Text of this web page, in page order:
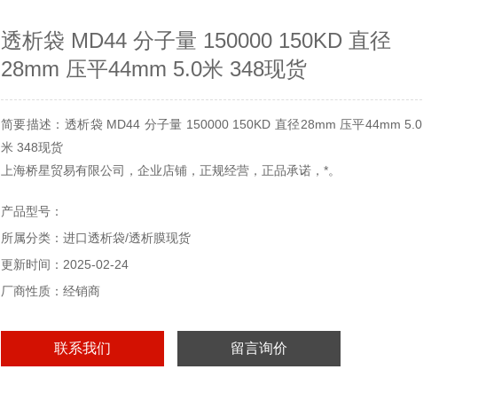
透析袋 MD44 分子量 150000 150KD 直径
28mm 压平44mm 5.0米 348现货
简要描述：透析袋 MD44 分子量 150000 150KD 直径28mm 压平44mm 5.0
米 348现货
上海桥星贸易有限公司，企业店铺，正规经营，正品承诺，*。
产品型号：
所属分类：进口透析袋/透析膜现货
更新时间：2025-02-24
厂商性质：经销商
联系我们 留言询价